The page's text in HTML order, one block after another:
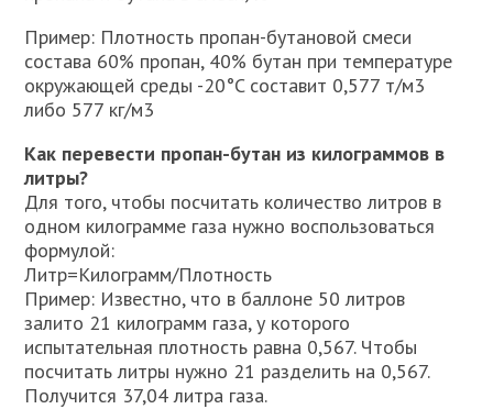
Пример: Плотность пропан-бутановой смеси
состава 60% пропан, 40% бутан при температуре
окружающей среды -20°C составит 0,577 т/м3
либо 577 кг/м3
Как перевести пропан-бутан из килограммов в
литры?
Для того, чтобы посчитать количество литров в
одном килограмме газа нужно воспользоваться
формулой:
Литр=Килограмм/Плотность
Пример: Известно, что в баллоне 50 литров
залито 21 килограмм газа, у которого
испытательная плотность равна 0,567. Чтобы
посчитать литры нужно 21 разделить на 0,567.
Получится 37,04 литра газа.